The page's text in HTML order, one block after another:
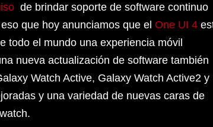
de brindar soporte de software continuo
que hoy anunciamos que el One UI 4
todo el mundo una experiencia móvil
nueva actualización de software también
Watch Active, Galaxy Watch Active2 y
y una variedad de nuevas caras de